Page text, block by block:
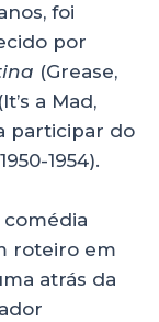
foi
por
(Grease,
(It’s a Mad,
participar do
1954).
roteiro em
atrás da